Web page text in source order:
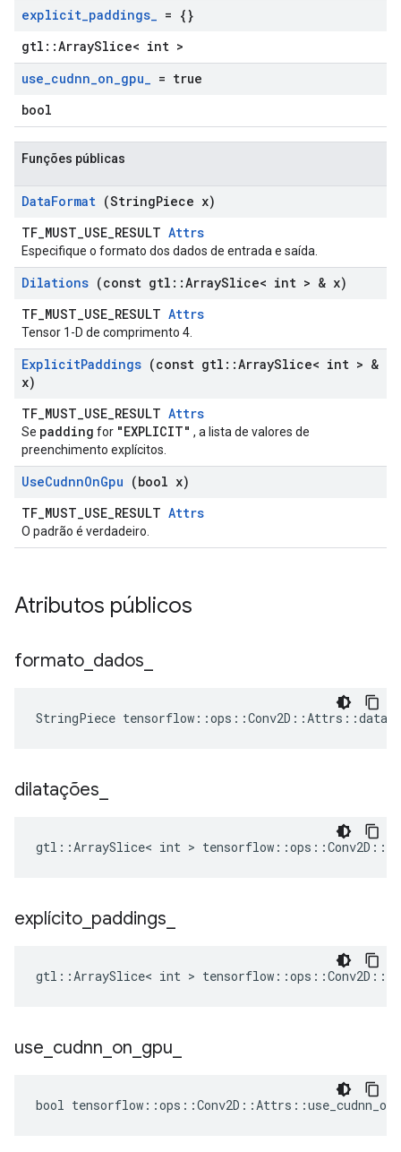
explicit_paddings_ = {}
gtl::ArraySlice< int >
use_cudnn_on_gpu_ = true
bool
Funções públicas
DataFormat (StringPiece x)
TF_MUST_USE_RESULT Attrs
Especifique o formato dos dados de entrada e saída.
Dilations (const gtl ::ArraySlice< int > & x)
TF_MUST_USE_RESULT Attrs
Tensor 1-D de comprimento 4.
ExplicitPaddings (const gtl ::ArraySlice< int > &
x)
TF_MUST_USE_RESULT Attrs
Se padding for "EXPLICIT" , a lista de valores de
preenchimento explícitos.
UseCudnnOnGpu (bool x)
TF_MUST_USE_RESULT Attrs
O padrão é verdadeiro.
Atributos públicos
formato dados
StringPiece
dilatações
gtl::ArraySlice< int >
explícito paddings
gtl::ArraySlice< int >
use cudnn on gpu
bool